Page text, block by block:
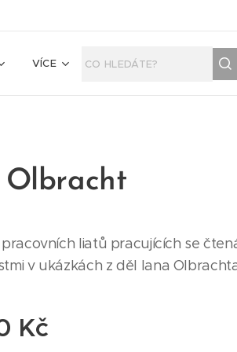
VÍCE
Olbracht
liatů pracujících se
v ukázkách z děl Iana
Kč